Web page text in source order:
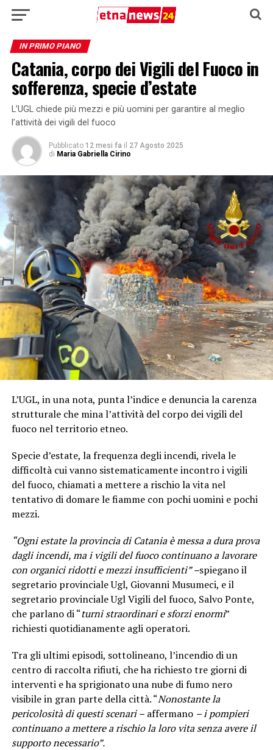
IN PRIMO PIANO
Catania, corpo dei Vigili del Fuoco in
sofferenza, specie d’estate
L’UGL chiede più mezzi e più uomini per garantire al meglio
l’attività dei vigili del fuoco
Pubblicato 12 mesi fa il 27 Agosto 2025
di Maria Gabriella Cirino
L’UGL, in una nota, punta l’indice e denuncia la carenza
strutturale che mina l’attività del corpo dei vigili del
fuoco nel territorio etneo.
Specie d’estate, la frequenza degli incendi, rivela le
difficoltà cui vanno sistematicamente incontro i vigili
del fuoco, chiamati a mettere a rischio la vita nel
tentativo di domare le fiamme con pochi uomini e pochi
mezzi.
“Ogni estate la provincia di Catania è messa a dura prova
dagli incendi, ma i vigili del fuoco continuano a lavorare
con organici ridotti e mezzi insufficienti” –spiegano il
segretario provinciale Ugl, Giovanni Musumeci, e il
segretario provinciale Ugl Vigili del fuoco, Salvo Ponte,
che parlano di “turni straordinari e sforzi enormi”
richiesti quotidianamente agli operatori.
Tra gli ultimi episodi, sottolineano, l’incendio di un
centro di raccolta rifiuti, che ha richiesto tre giorni di
interventi e ha sprigionato una nube di fumo nero
visibile in gran parte della città. “Nonostante la
pericolosità di questi scenari –affermano – i pompieri
continuano a mettere a rischio la loro vita senza avere il
supporto necessario”.